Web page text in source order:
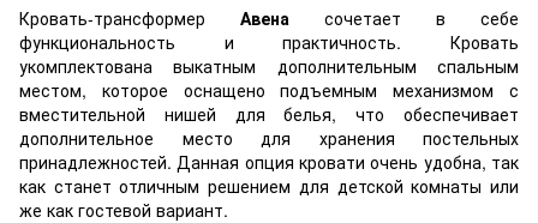
Кровать-трансформер Авена сочетает в себе
функциональность и практичность. Кровать
укомплектована выкатным дополнительным спальным
местом, которое оснащено подъемным механизмом с
вместительной нишей для белья, что обеспечивает
дополнительное место для хранения постельных
принадлежностей. Данная опция кровати очень удобна, так
как станет отличным решением для детской комнаты или
же как гостевой вариант.